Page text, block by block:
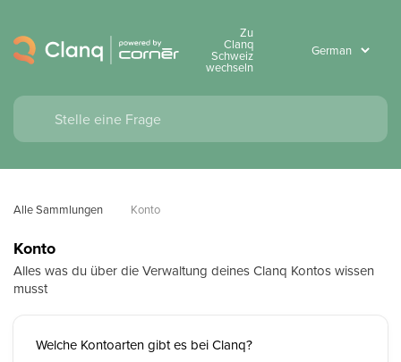
Zu
Clanq
Schweiz
wechseln
Alle Sammlungen Konto
Konto
Alles was du über die Verwaltung deines Clanq Kontos wissen
musst
Welche Kontoarten gibt es bei Clanq?